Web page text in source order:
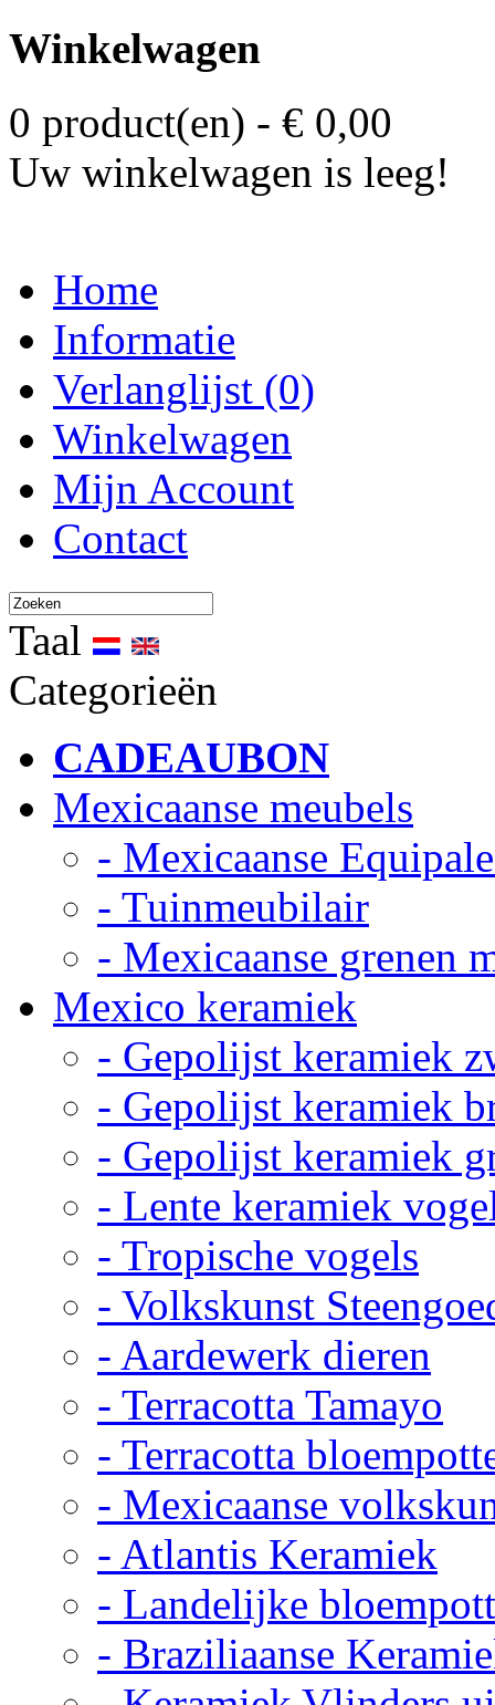
Winkelwagen
0 product(en) - € 0,00
Uw winkelwagen is leeg!
Home
Informatie
Verlanglijst (0)
Winkelwagen
Mijn Account
Contact
Taal
Categorieën
CADEAUBON
Mexicaanse meubels
- Mexicaanse
- Tuinmeubilair
- Mexicaanse grenen
Mexico keramiek
- Gepolijst keramiek
- Gepolijst keramiek
- Gepolijst keramiek
- Lente keramiek
- Tropische vogels
- Volkskunst
- Aardewerk dieren
- Terracotta Tamayo
- Terracotta
- Mexicaanse
- Atlantis Keramiek
- Landelijke
- Braziliaanse